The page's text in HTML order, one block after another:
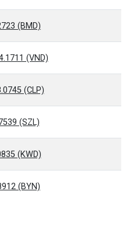
(BMD)
(VND)
(CLP)
(SZL)
(KWD)
(BYN)